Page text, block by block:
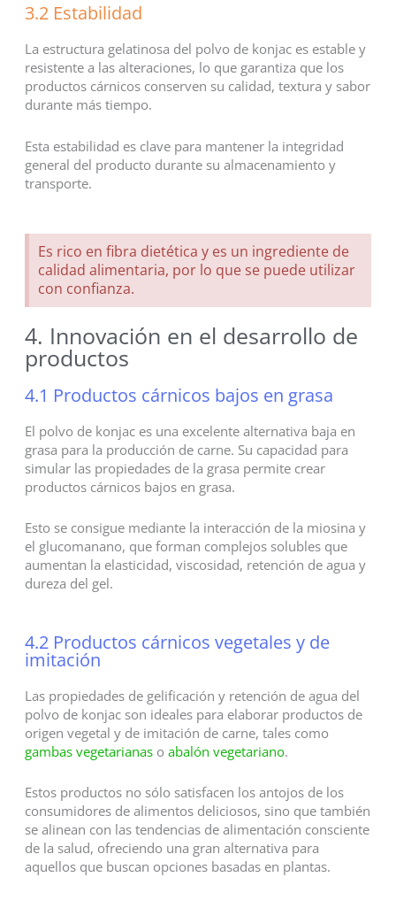
3.2 Estabilidad
La estructura gelatinosa del polvo de konjac es estable y
resistente a las alteraciones, lo que garantiza que los
productos cárnicos conserven su calidad, textura y sabor
durante más tiempo.
Esta estabilidad es clave para mantener la integridad
general del producto durante su almacenamiento y
transporte.
Es rico en fibra dietética y es un ingrediente de
calidad alimentaria, por lo que se puede utilizar
con confianza.
4. Innovación en el desarrollo de
productos
4.1 Productos cárnicos bajos en grasa
El polvo de konjac es una excelente alternativa baja en
grasa para la producción de carne. Su capacidad para
simular las propiedades de la grasa permite crear
productos cárnicos bajos en grasa.
Esto se consigue mediante la interacción de la miosina y
el glucomanano, que forman complejos solubles que
aumentan la elasticidad, viscosidad, retención de agua y
dureza del gel.
4.2 Productos cárnicos vegetales y de
imitación
Las propiedades de gelificación y retención de agua del
polvo de konjac son ideales para elaborar productos de
origen vegetal y de imitación de carne, tales como
gambas vegetarianaso abalón vegetariano.
Estos productos no sólo satisfacen los antojos de los
consumidores de alimentos deliciosos, sino que también
se alinean con las tendencias de alimentación consciente
de la salud, ofreciendo una gran alternativa para
aquellos que buscan opciones basadas en plantas.